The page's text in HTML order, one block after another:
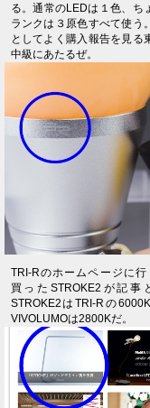
る。通常のLEDは１色、ち
ランクは３原色すべて使う
としてよく購入報告を見る
中級にあたるぜ。
TRI-Rのホームページに行
買ったSTROKE2が記事
STROKE2はTRI-Rの
VIVOLUMOは2800Kだ。